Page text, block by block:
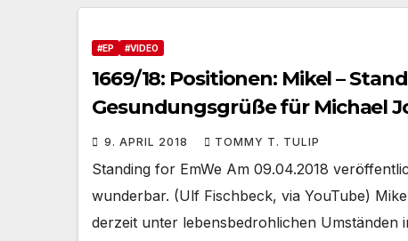
#EP #VIDEO
1669/18: Positionen: Mikel –
Gesundungsgrüße für Michael
9. APRIL 2018 TOMMY T. TULIP
Standing for EmWe Am 09.04.2018
wunderbar. (Ulf Fischbeck, via YouTube)
derzeit unter lebensbedrohlichen Umständen